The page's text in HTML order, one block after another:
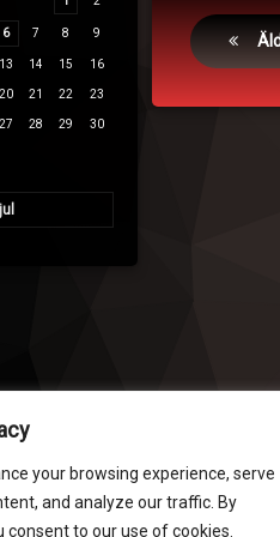
your browsing experience, serve
and analyze our traffic. By
consent to our use of cookies.
6 7 8 9
13 14 15 16
20 21 22 23
27 28 29 30